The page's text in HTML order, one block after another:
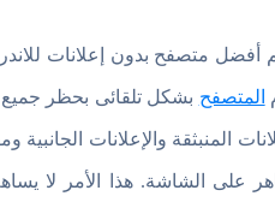
المتصفح بشكل تلقائى بحظر جميع
المنبثقة والإعلانات
على الشاشة. هذا الأمر لا